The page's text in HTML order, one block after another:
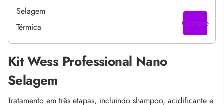
Compre
Kit Wess Professional Nano
Selagem
Tratamento em três etapas, incluindo shampoo, acidificante e